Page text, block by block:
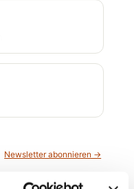
Newsletter abonnieren →